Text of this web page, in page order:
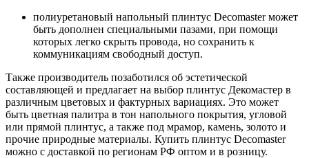
полиуретановый напольный плинтус Decomaster может
быть дополнен специальными пазами, при помощи
которых легко скрыть провода, но сохранить к
коммуникациям свободный доступ.
Также производитель позаботился об эстетической
составляющей и предлагает на выбор плинтус Декомастер в
различным цветовых и фактурных вариациях. Это может
быть цветная палитра в тон напольного покрытия, угловой
или прямой плинтус, а также под мрамор, камень, золото и
прочие природные материалы. Купить плинтус Decomaster
можно с доставкой по регионам РФ оптом и в розницу.